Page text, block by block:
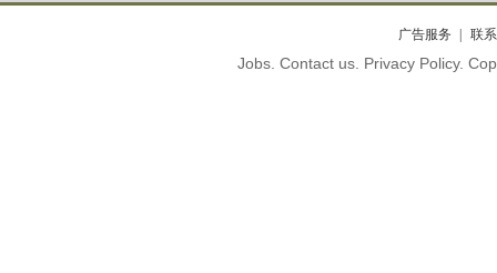
广告服务 联
Jobs. Contact us. Privacy Policy.